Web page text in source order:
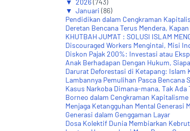
▼ 2026(743)
▼ Januari (86)
Pendidikan dalam Cengkraman
Deretan Bencana Terus Mendera,
KHUTBAH JUM'AT : SOLUSI ISLAM
Discouraged Workers Mengintai, Misi
Diskon Pajak 200%: Investasi atau
Anak Berhadapan Dengan Hukum,
Darurat Deforestasi di Ketapang: Islam
Lambannya Pemulihan Pasca Bencana
Kasus Narkoba Dimana-mana, Tak Ada
Borneo dalam Cengkraman
Menjaga Ketangguhan Mental Generasi
Generasi dalam Genggaman Layar
Dosa Kolektif Dunia Membiarkan